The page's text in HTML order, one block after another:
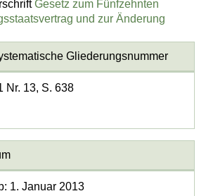
Gesetz zum Fünfzehnten
und zur Änderung
Gliederungsnummer
Nr. 13, S. 638
1. Januar 2013